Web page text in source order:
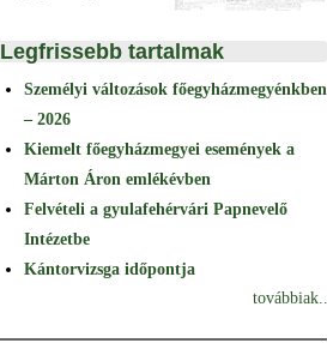
Legfrissebb tartalmak
Személyi változások főegyházmegyénkben
– 2026
Kiemelt főegyházmegyei események a
Márton Áron emlékévben
Felvételi a gyulafehérvári Papnevelő
Intézetbe
Kántorvizsga időpontja
továbbiak...